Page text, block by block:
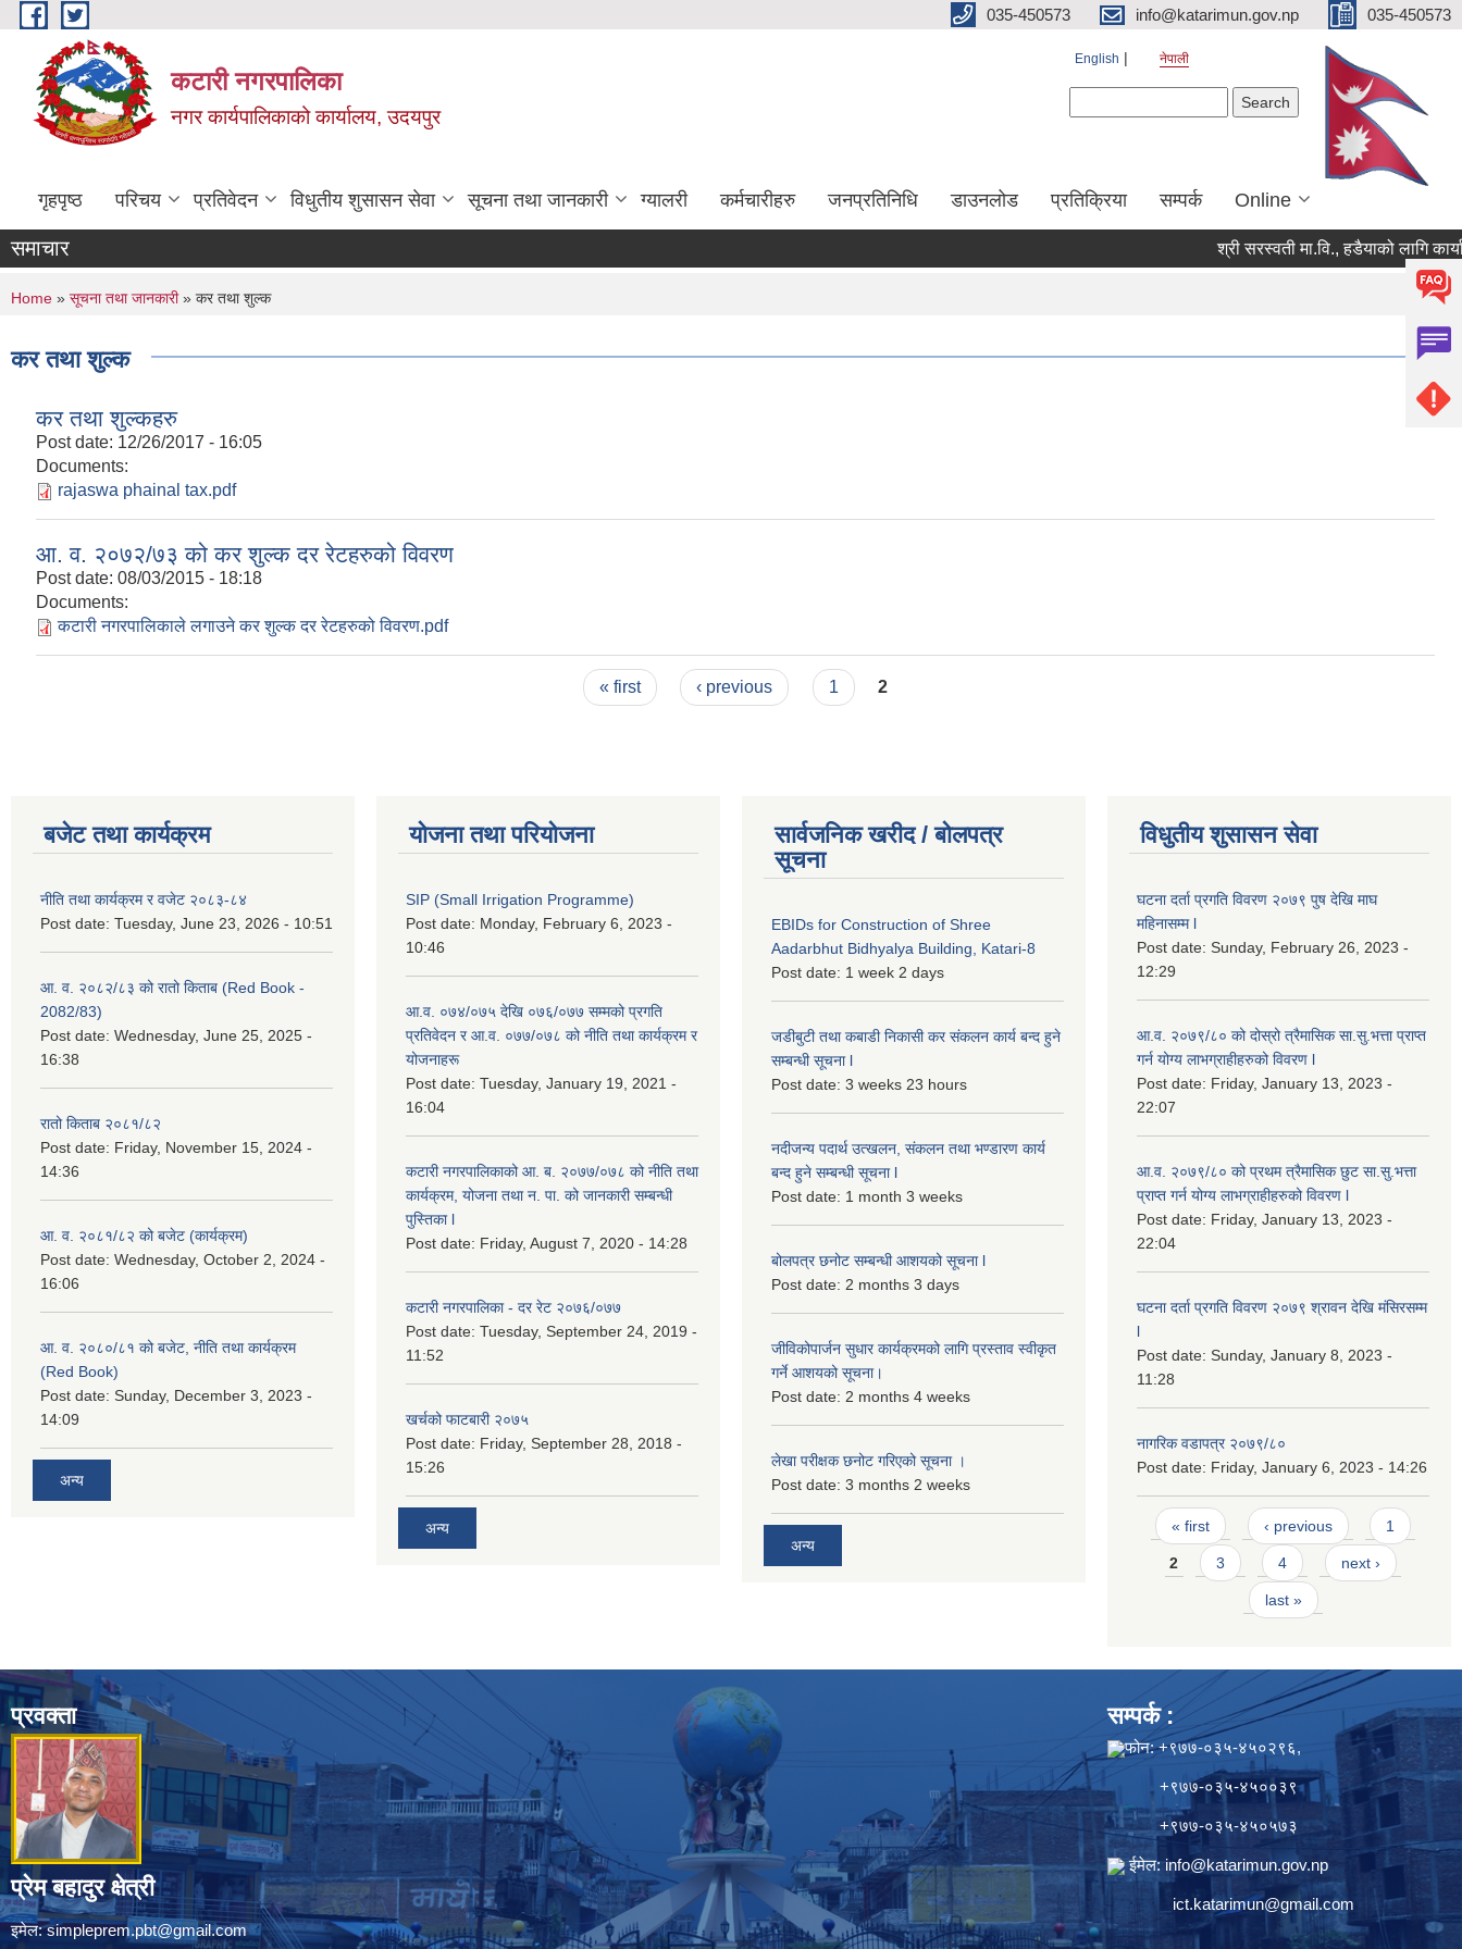
Skip to main content 035-450573 info@katarimun.gov.np 035-450573
कटारी नगरपालिका
नगर कार्यपालिकाको कार्यालय, उदयपुर
English नेपाली
गृहपृष्ठ परिचय प्रतिवेदन विधुतीय शुसासन सेवा सूचना तथा जानकारी ग्यालरी कर्मचारीहरु जनप्रतिनिधि डाउनलोड प्रतिक्रिया सम्पर्क Online
समाचार श्री सरस्वती मा.वि., हडैयाको लागि
You are here
Home » सूचना तथा जानकारी» कर तथा शुल्क
कर तथा शुल्क
कर तथा शुल्कहरु
Post date: 12/26/2017 - 16:05
Documents:
rajaswa phainal tax.pdf
आ. व. २०७२/७३ को कर शुल्क दर रेटहरुको विवरण
Post date: 08/03/2015 - 18:18
Documents:
कटारी नगरपालिकाले लगाउने कर शुल्क दर रेटहरुको विवरण.pdf
« first ‹ previous 1 2
बजेट तथा कार्यक्रम
नीति तथा कार्यक्रम र वजेट २०८३-८४
Post date: Tuesday, June 23, 2026 - 10:51
आ. व. २०८२/८३ को रातो किताब (Red Book -
2082/83)
Post date: Wednesday, June 25, 2025 -
16:38
रातो किताब २०८१/८२
Post date: Friday, November 15, 2024 -
14:36
आ. व. २०८१/८२ को बजेट (कार्यक्रम)
Post date: Wednesday, October 2, 2024 -
16:06
आ. व. २०८०/८१ को बजेट, नीति तथा कार्यक्रम
(Red Book)
Post date: Sunday, December 3, 2023 -
14:09
अन्य
योजना तथा परियोजना
SIP (Small Irrigation Programme)
Post date: Monday, February 6, 2023 -
10:46
आ.व. ०७४/०७५ देखि ०७६/०७७ सम्मको प्रगति
प्रतिवेदन र आ.व. ०७७/०७८ को नीति तथा कार्यक्रम र
योजनाहरू
Post date: Tuesday, January 19, 2021 -
16:04
कटारी नगरपालिकाको आ. ब. २०७७/०७८ को नीति तथा
कार्यक्रम, योजना तथा न. पा. को जानकारी सम्बन्धी
पुस्तिका l
Post date: Friday, August 7, 2020 - 14:28
कटारी नगरपालिका - दर रेट २०७६/०७७
Post date: Tuesday, September 24, 2019 -
11:52
खर्चको फाटबारी २०७५
Post date: Friday, September 28, 2018 -
15:26
अन्य
सार्वजनिक खरीद / बोलपत्र
सूचना
EBIDs for Construction of Shree
Aadarbhut Bidhyalya Building, Katari-8
Post date: 1 week 2 days
जडीबुटी तथा कबाडी निकासी कर संकलन कार्य बन्द हुने
सम्बन्धी सूचना l
Post date: 3 weeks 23 hours
नदीजन्य पदार्थ उत्खलन, संकलन तथा भण्डारण कार्य
बन्द हुने सम्बन्धी सूचना l
Post date: 1 month 3 weeks
बोलपत्र छनोट सम्बन्धी आशयको सूचना l
Post date: 2 months 3 days
जीविकोपार्जन सुधार कार्यक्रमको लागि प्रस्ताव स्वीकृत
गर्ने आशयको सूचना।
Post date: 2 months 4 weeks
लेखा परीक्षक छनोट गरिएको सूचना ।
Post date: 3 months 2 weeks
अन्य
विधुतीय शुसासन सेवा
घटना दर्ता प्रगति विवरण २०७९ पुष देखि माघ
महिनासम्म l
Post date: Sunday, February 26, 2023 -
12:29
आ.व. २०७९/८० को दोस्रो त्रैमासिक सा.सु.भ‍त्ता प्राप्त
गर्न योग्य लाभग्राहीहरुको विवरण l
Post date: Friday, January 13, 2023 -
22:07
आ.व. २०७९/८० को प्रथम त्रैमासिक छुट सा.सु.भ‍त्ता
प्राप्त गर्न योग्य लाभग्राहीहरुको विवरण l
Post date: Friday, January 13, 2023 -
22:04
घटना दर्ता प्रगति विवरण २०७९ श्रावन देखि मंसिरसम्म
l
Post date: Sunday, January 8, 2023 -
11:28
नागरिक वडापत्र २०७९/८०
Post date: Friday, January 6, 2023 - 14:26
Pages
« first ‹ previous 1
2 3 4 next ›
last »
प्रवक्ता
प्रेम बहादुर क्षेत्री
इमेल:simpleprem.pbt@gmail.com
सम्पर्क :
फोन: +९७७-०३५-४५०२९६,
+९७७-०३५-४५००३९
+९७७-०३५-४५०५७३
ईमेल:info@katarimun.gov.np
ict.katarimun@gmail.com